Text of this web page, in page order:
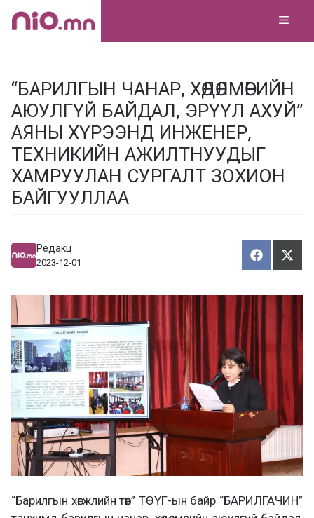
Skip
“БАРИЛГЫН ЧАНАР, ХӨДӨЛМӨРИЙН
АЮУЛГҮЙ БАЙДАЛ, ЭРҮҮЛ АХУЙ”
АЯНЫ ХҮРЭЭНД ИНЖЕНЕР,
ТЕХНИКИЙН АЖИЛТНУУДЫГ
ХАМРУУЛАН СУРГАЛТ ЗОХИОН
БАЙГУУЛЛАА
Редакц
2023-12-01
Х
у
а
а
Т
ү
э
“Барилгын хөгжлийн төв” ТӨҮГ-ын байр “БАРИЛГАЧИН”